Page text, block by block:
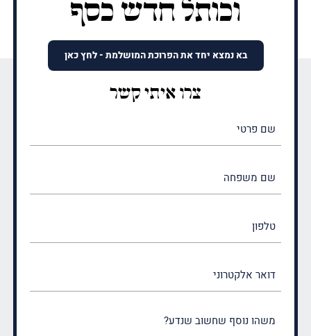
וכותל חדש כסף
בא נמצא יחד את הפרוכת המושלמת - לחץ כאן
צרו איתי קשר
(חובה)
(חובה)